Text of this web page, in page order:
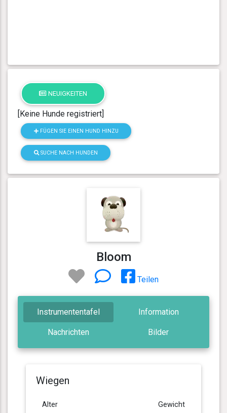
NEUIGKEITEN
[Keine Hunde registriert]
FÜGEN SIE EINEN HUND HINZU
SUCHE NACH HUNDEN
Bloom
Teilen
Instrumententafel Information
Nachrichten Bilder
Wiegen
Alter Gewicht